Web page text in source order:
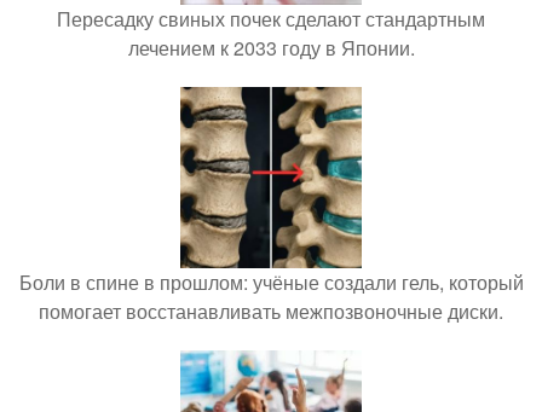
Пересадку свиных почек сделают стандартным
лечением к 2033 году в Японии.
Боли в спине в прошлом: учёные создали гель, который
помогает восстанавливать межпозвоночные диски.